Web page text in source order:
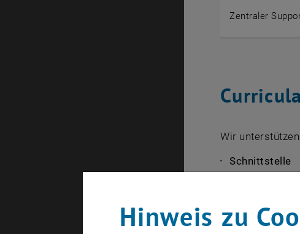
Zentraler
Wir
Schnittstelle
Zentrum für
Hinweis zu